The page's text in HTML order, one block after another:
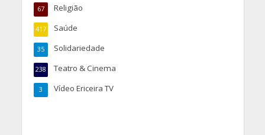
Religião
67
Saúde
417
Solidariedade
35
Teatro & Cinema
238
Vídeo Ericeira TV
3